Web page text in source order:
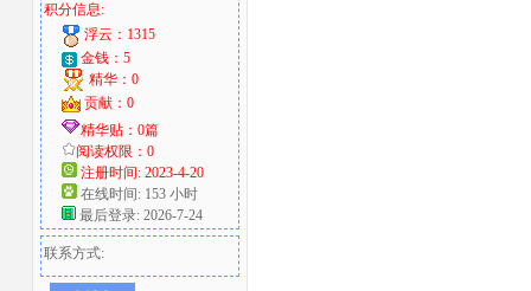
积分信息:
浮云：1315
金钱：5
精华：0
贡献：0
精华贴：0篇
阅读权限：0
注册时间: 2023-4-20
在线时间: 153 小时
最后登录: 2026-7-24
联系方式: